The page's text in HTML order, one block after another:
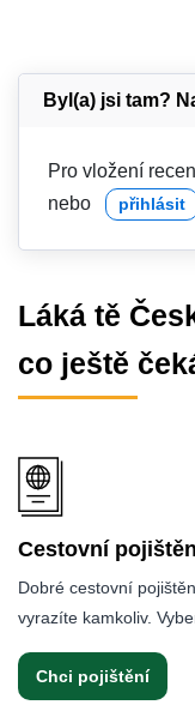
Byl(a) jsi tam?
Pro vložení
nebo přihlásit
Láká tě
co ještě
Cestovní
Dobré cestovní
vyrazíte kamkoliv.
Chci pojištění